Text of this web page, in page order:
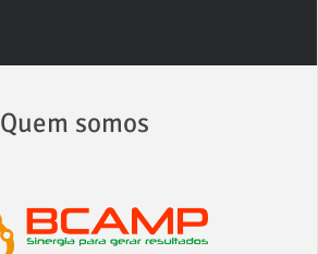
Quem somos